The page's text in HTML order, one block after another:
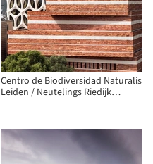
Centro de Biodiversidad Naturalis
Leiden / Neutelings Riedijk